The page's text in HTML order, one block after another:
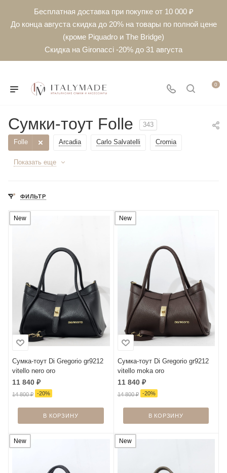
Бесплатная доставка при покупке от 10 000 ₽
До конца августа скидка до 20% на товары по полной цене
(кроме Piquadro и The Bridge)
Скидка на Gironacci -20% до 31 августа
0
Сумки-тоут Folle 343
Arcadia Carlo Salvatelli Cromia
Folle
Показать еще
ФИЛЬТР
New
Сумка-тоут Di Gregorio gr9212
vitello nero oro
11 840 ₽
14 800₽ -20%
В КОРЗИНУ
New
Сумка-тоут Di Gregorio gr9212
vitello moka oro
11 840₽
14 800₽ -20%
В КОРЗИНУ
New New